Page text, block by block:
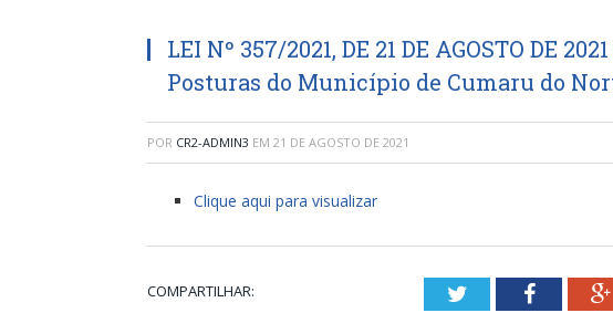
LEI Nº 357/2021, DE 21 DE AGOSTO DE
Posturas do Município de Cumaru do
POR CR2-ADMIN3 EM 21 DE AGOSTO DE 2021
Clique aqui para visualizar
COMPARTILHAR: TwitterFacebook